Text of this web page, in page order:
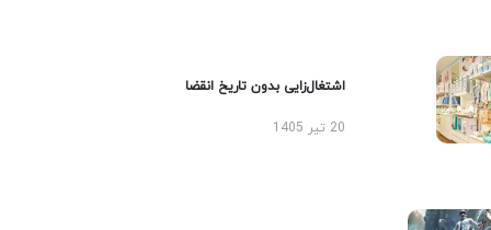
اشتغال‌زایی بدون تاریخ انقضا
20 تیر 1405